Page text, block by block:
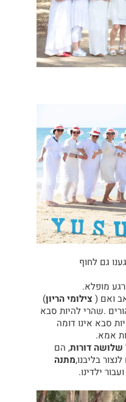
גם לחוף
מופלא.
ואם (צילומי הריון)
.שהרי להיות סבא
סבא אינו דומה
אמא.
שלושה דורות, הם
בליבנו,מתנה
ילדינו.